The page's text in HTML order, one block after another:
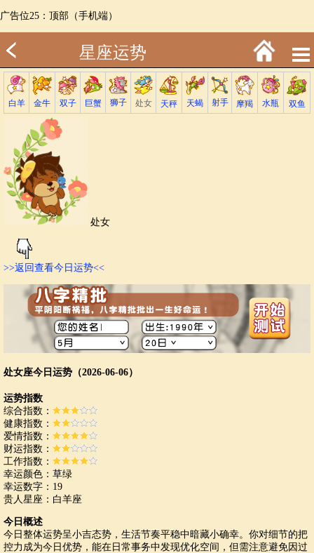
广告位25：顶部（手机端）
星座运势
白羊 金牛 双子 巨蟹 狮子 处女 天秤 天蝎 射手 摩羯 水瓶 双鱼
处女
>>返回查看今日运势<<
处女座今日运势（2026-06-06）
运势指数
综合指数：
健康指数：
爱情指数：
财运指数：
工作指数：
幸运颜色：草绿
幸运数字：19
贵人星座：白羊座
今日概述
今日整体运势呈小吉态势，生活节奏平稳中暗藏小确幸。你对细节的把
控力成为今日优势，能在日常事务中发现优化空间，但需注意避免因过